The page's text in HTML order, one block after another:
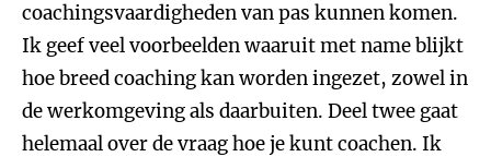
coachingsvaardigheden van pas kunnen komen.
Ik geef veel voorbeelden waaruit met name blijkt
hoe breed coaching kan worden ingezet, zowel in
de werkomgeving als daarbuiten. Deel twee gaat
helemaal over de vraag hoe je kunt coachen. Ik